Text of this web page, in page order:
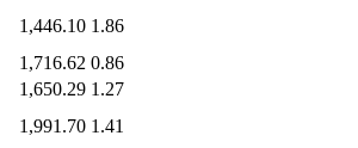
1,446.10 1.86
1,716.62 0.86
1,650.29 1.27
1,991.70 1.41